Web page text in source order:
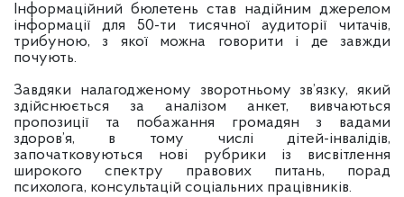
Інформаційний бюлетень став надійним джерелом
інформації для 50-ти тисячної аудиторії читачів,
трибуною, з якої можна говорити і де завжди
почують.
Завдяки налагодженому зворотньому зв’язку, який
здійснюється за аналізом анкет, вивчаються
пропозиції та побажання громадян з вадами
здоров’я, в тому числі дітей-інвалідів,
започатковуються нові рубрики із висвітлення
широкого спектру правових питань, порад
психолога, консультацій соціальних працівників.